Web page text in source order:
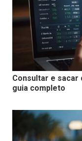
Consultar e sacar
guia completo